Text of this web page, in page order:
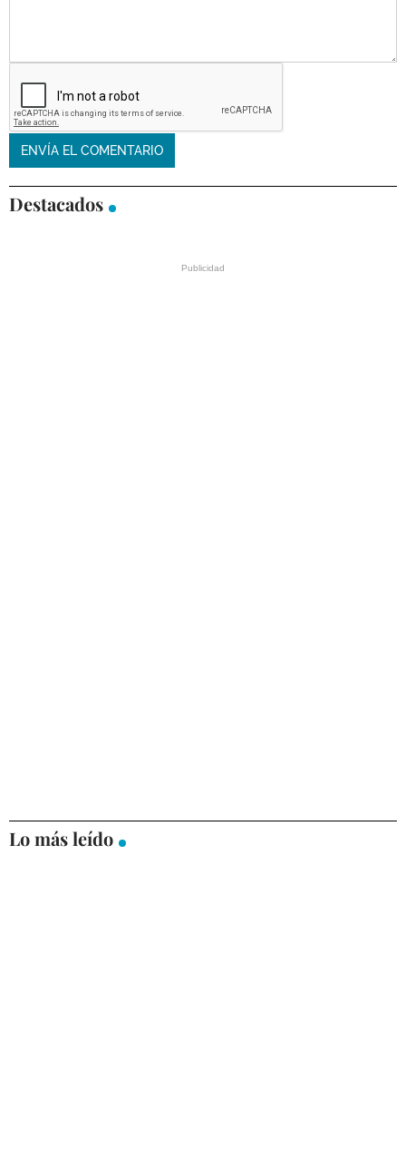
Destacados
Lo más leído